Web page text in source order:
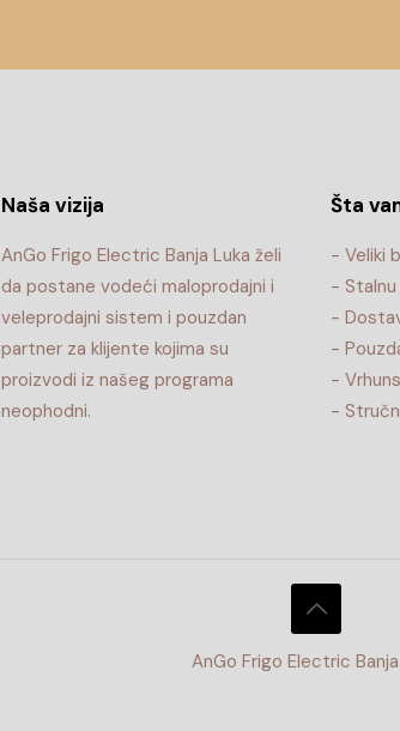
Naša vizija
AnGo Frigo Electric Banja Luka želi
da postane vodeći maloprodajni i
veleprodajni sistem i pouzdan
partner za klijente kojima su
proizvodi iz našeg programa
neophodni.
Šta
- Veliki
-
-
-
-
-
AnGo Frigo Electric